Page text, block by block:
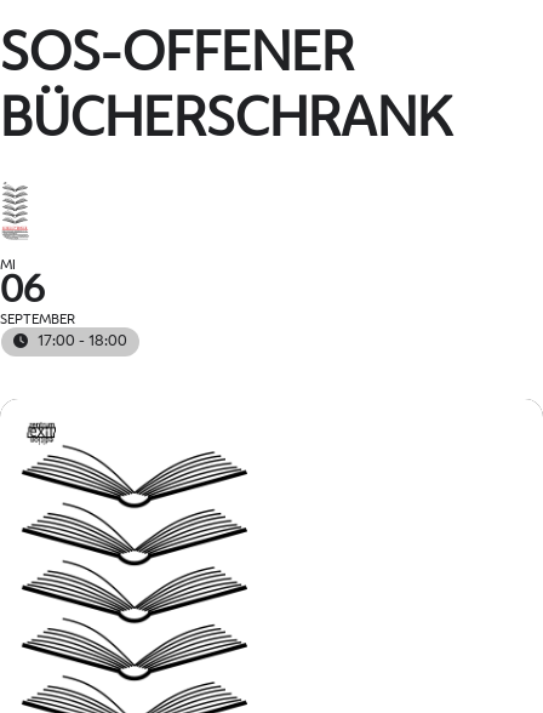
SOS-OFFENER
BÜCHERSCHRANK
MI
06
SEPTEMBER
17:00 - 18:00